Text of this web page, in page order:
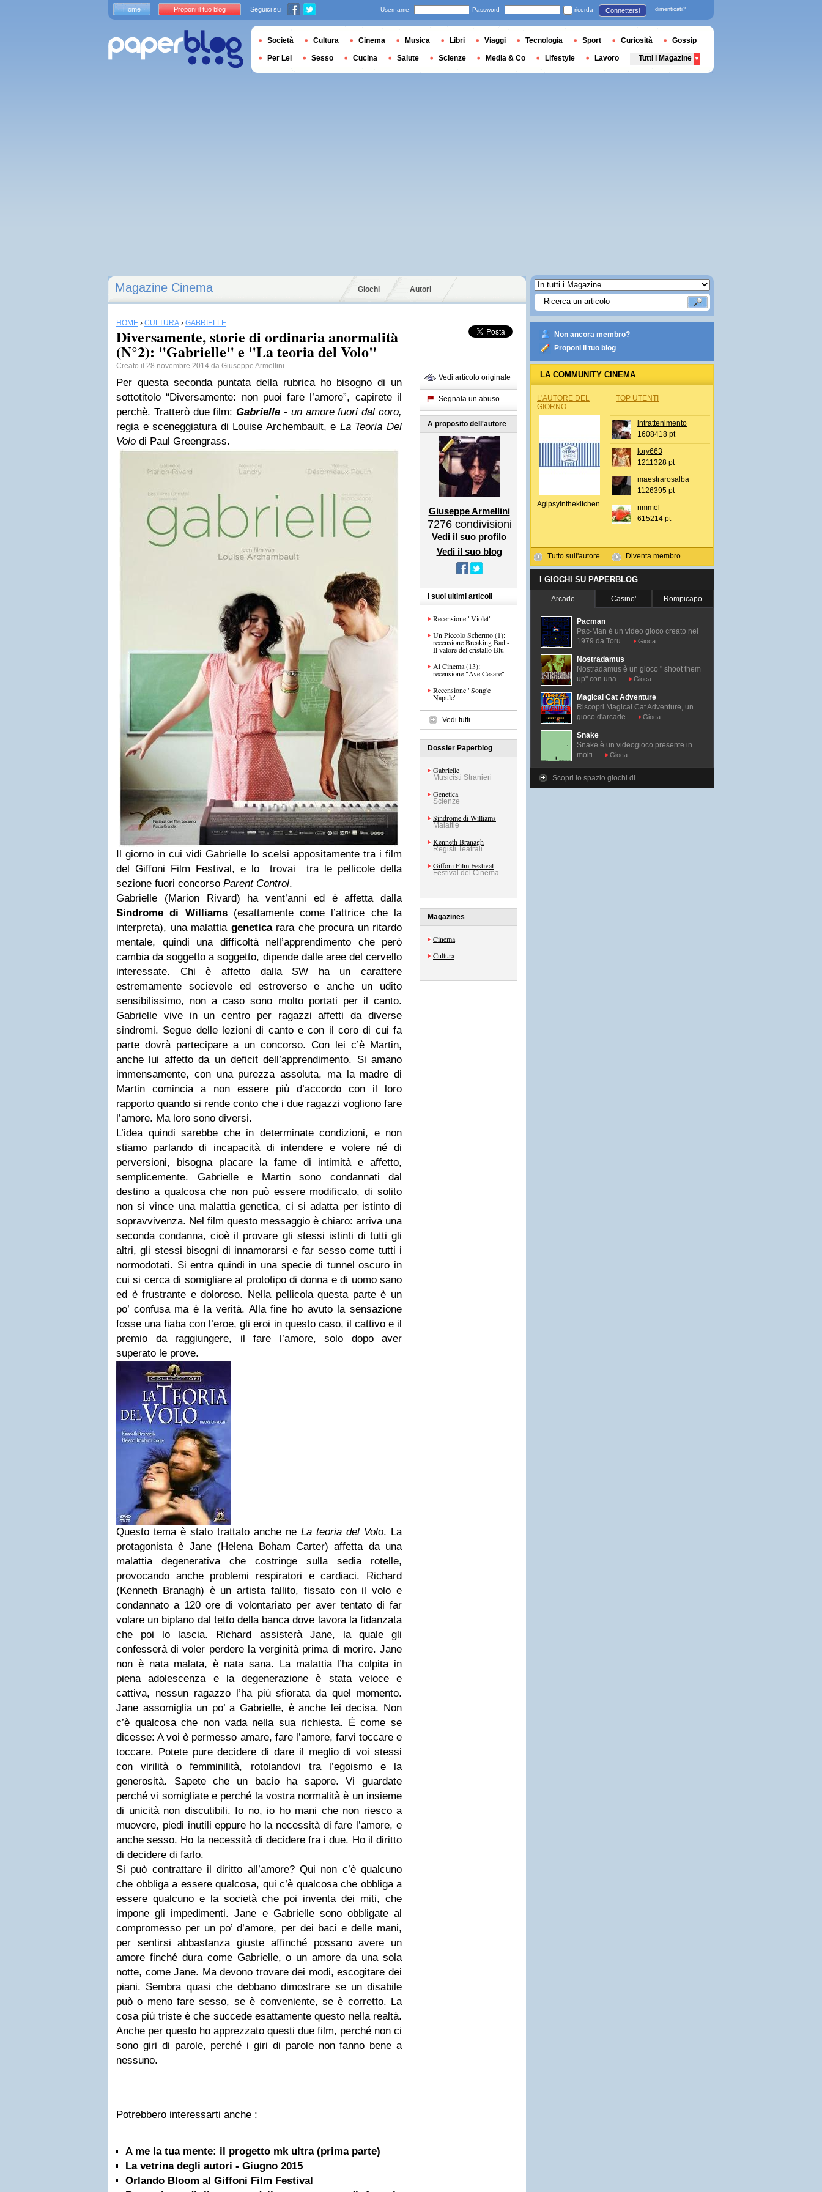
Magazine Cinema Giochi Autori
HOME › CULTURA › GABRIELLE
Diversamente, storie di ordinaria anormalità
(N°2): "Gabrielle" e "La teoria del Volo"
Creato il 28 novembre 2014 da Giuseppe Armellini
Per questa seconda puntata della rubrica ho bisogno di un
sottotitolo “Diversamente: non puoi fare l’amore”, capirete il
perchè. Tratterò due film:Gabrielle - un amore fuori dal coro,
regia e sceneggiatura di Louise Archembault, e La Teoria Del
Volo di Paul Greengrass.
Il giorno in cui vidi Gabrielle lo scelsi appositamente tra i film
del Giffoni Film Festival, e lo trovai tra le pellicole della
sezione fuori concorso Parent Control.
Gabrielle (Marion Rivard) ha vent’anni ed è affetta dalla
Sindrome di Williams(esattamente come l’attrice che la
interpreta), una malattia geneticarara che procura un ritardo
mentale, quindi una difficoltà nell’apprendimento che però
cambia da soggetto a soggetto, dipende dalle aree del cervello
interessate. Chi è affetto dalla SW ha un carattere
estremamente socievole ed estroverso e anche un udito
sensibilissimo, non a caso sono molto portati per il canto.
Gabrielle vive in un centro per ragazzi affetti da diverse
sindromi. Segue delle lezioni di canto e con il coro di cui fa
parte dovrà partecipare a un concorso. Con lei c’è Martin,
anche lui affetto da un deficit dell’apprendimento. Si amano
immensamente, con una purezza assoluta, ma la madre di
Martin comincia a non essere più d’accordo con il loro
rapporto quando si rende conto che i due ragazzi vogliono fare
l’amore. Ma loro sono diversi.
L’idea quindi sarebbe che in determinate condizioni, e non
stiamo parlando di incapacità di intendere e volere né di
perversioni, bisogna placare la fame di intimità e affetto,
semplicemente. Gabrielle e Martin sono condannati dal
destino a qualcosa che non può essere modificato, di solito
non si vince una malattia genetica, ci si adatta per istinto di
sopravvivenza. Nel film questo messaggio è chiaro: arriva una
seconda condanna, cioè il provare gli stessi istinti di tutti gli
altri, gli stessi bisogni di innamorarsi e far sesso come tutti i
normodotati. Si entra quindi in una specie di tunnel oscuro in
cui si cerca di somigliare al prototipo di donna e di uomo sano
ed è frustrante e doloroso. Nella pellicola questa parte è un
po’ confusa ma è la verità. Alla fine ho avuto la sensazione
fosse una fiaba con l’eroe, gli eroi in questo caso, il cattivo e il
premio da raggiungere, il fare l’amore, solo dopo aver
superato le prove.
Questo tema è stato trattato anche ne La teoria del Volo. La
protagonista è Jane (Helena Boham Carter) affetta da una
malattia degenerativa che costringe sulla sedia rotelle,
provocando anche problemi respiratori e cardiaci. Richard
(Kenneth Branagh) è un artista fallito, fissato con il volo e
condannato a 120 ore di volontariato per aver tentato di far
volare un biplano dal tetto della banca dove lavora la fidanzata
che poi lo lascia. Richard assisterà Jane, la quale gli
confesserà di voler perdere la verginità prima di morire. Jane
non è nata malata, è nata sana. La malattia l’ha colpita in
piena adolescenza e la degenerazione è stata veloce e
cattiva, nessun ragazzo l’ha più sfiorata da quel momento.
Jane assomiglia un po’ a Gabrielle, è anche lei decisa. Non
c’è qualcosa che non vada nella sua richiesta. È come se
dicesse: A voi è permesso amare, fare l’amore, farvi toccare e
toccare. Potete pure decidere di dare il meglio di voi stessi
con virilità o femminilità, rotolandovi tra l’egoismo e la
generosità. Sapete che un bacio ha sapore. Vi guardate
perché vi somigliate e perché la vostra normalità è un insieme
di unicità non discutibili. Io no, io ho mani che non riesco a
muovere, piedi inutili eppure ho la necessità di fare l’amore, e
anche sesso. Ho la necessità di decidere fra i due. Ho il diritto
di decidere di farlo.
Si può contrattare il diritto all’amore? Qui non c’è qualcuno
che obbliga a essere qualcosa, qui c’è qualcosa che obbliga a
essere qualcuno e la società che poi inventa dei miti, che
impone gli impedimenti. Jane e Gabrielle sono obbligate al
compromesso per un po’ d’amore, per dei baci e delle mani,
per sentirsi abbastanza giuste affinché possano avere un
amore finché dura come Gabrielle, o un amore da una sola
notte, come Jane. Ma devono trovare dei modi, escogitare dei
piani. Sembra quasi che debbano dimostrare se un disabile
può o meno fare sesso, se è conveniente, se è corretto. La
cosa più triste è che succede esattamente questo nella realtà.
Anche per questo ho apprezzato questi due film, perché non ci
sono giri di parole, perché i giri di parole non fanno bene a
nessuno.
Potrebbero interessarti anche :
A me la tua mente: il progetto mk ultra (prima parte)
La vetrina degli autori - Giugno 2015
Orlando Bloom al Giffoni Film Festival
Vedi articolo originale
Segnala un abuso
A proposito dell'autore
Giuseppe Armellini
7276 condivisioni
Vedi il suo profilo
Vedi il suo blog
I suoi ultimi articoli
Recensione "Violet"
Un Piccolo Schermo (1):
recensione Breaking Bad -
Il valore del cristallo Blu
Al Cinema (13):
recensione "Ave Cesare"
Recensione "Song'e
Napule"
Vedi tutti
Dossier Paperblog
Gabrielle
Musicisti Stranieri
Genetica
Scienze
Sindrome di Williams
Malattie
Kenneth Branagh
Registi Teatrali
Giffoni Film Festival
Festival del Cinema
Magazines
Cinema
Cultura
Non ancora membro?
Proponi il tuo blog
LA COMMUNITY CINEMA
L'AUTORE DEL
GIORNO
Agipsyinthekitchen
Tutto sull'autore
TOP UTENTI
intrattenimento
1608418 pt
lory663
1211328 pt
maestrarosalba
1126395 pt
rimmel
615214 pt
Diventa membro
I GIOCHI SU PAPERBLOG
Arcade Casino' Rompicapo
Pacman
Pac-Man é un video gioco creato nel
1979 da Toru......
Gioca
Nostradamus
Nostradamus è un gioco " shoot them
up" con una......
Gioca
Magical Cat Adventure
Riscopri Magical Cat Adventure, un
gioco d'arcade......
Gioca
Snake
Snake è un videogioco presente in
molti......
Gioca
Scopri lo spazio giochi di
Home Proponi il tuo blog Seguici su Username Password ricorda Connettersi dimenticati?
Società Cultura Cinema Musica Libri Viaggi Tecnologia Sport Curiosità Gossip
Per Lei Sesso Cucina Salute Scienze Media & Co Lifestyle Lavoro Tutti i Magazine